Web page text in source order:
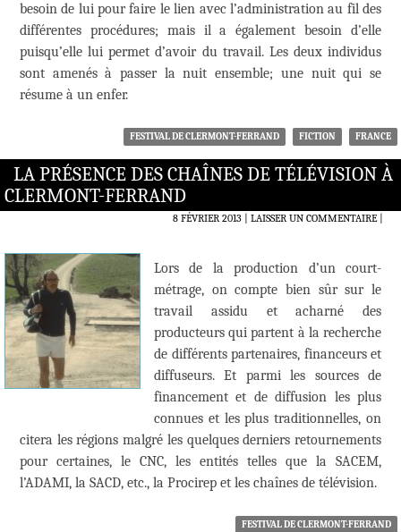
besoin de lui pour faire le lien avec l’administration au fil des
différentes procédures; mais il a également besoin d’elle
puisqu’elle lui permet d’avoir du travail. Les deux individus
sont amenés à passer la nuit ensemble; une nuit qui se
résume à un enfer.
FESTIVAL DE CLERMONT-FERRAND FICTION FRANCE
LA PRÉSENCE DES CHAÎNES DE TÉLÉVISION À
CLERMONT-FERRAND
8 FÉVRIER 2013 LAISSER UN COMMENTAIRE|
Lors de la production d’un court-
métrage, on compte bien sûr sur le
travail assidu et acharné des
producteurs qui partent à la recherche
de différents partenaires, financeurs et
diffuseurs. Et parmi les sources de
financement et de diffusion les plus
connues et les plus traditionnelles, on
citera les régions malgré les quelques derniers retournements
pour certaines, le CNC, les entités telles que la SACEM,
l’ADAMI, la SACD, etc., la Procirep et les chaînes de télévision.
FESTIVAL DE CLERMONT-FERRAND